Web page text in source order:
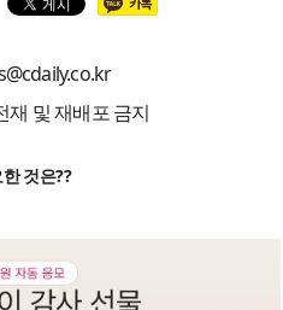
및 재배포 금지
것은??